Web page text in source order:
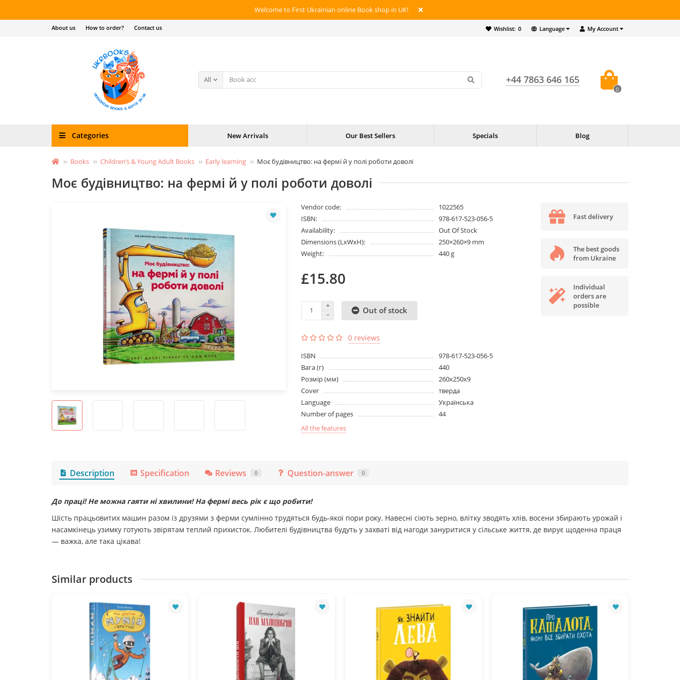
Welcome to First Ukrainian online Book shop in UK!
My Account
Language
Wishlist: 0
About us How to order? Contact us
All +44 7863 646 165
0
Categories New Arrivals Our Best Sellers Specials Blog
Books Children’s & Young Adult Books Early learning Моє будівництво: на фермі й у полі роботи доволі
Моє будівництво: на фермі й у полі роботи доволі
Vendor code:
1022565
ISBN:
978-617-523-056-5
Availability:
Out Of Stock
Dimensions (LxWxH):
250×260×9 mm
Weight:
440 g
£15.80
Out of stock
0 reviews
ISBN
978-617-523-056-5
Вага (г)
440
Розмір (мм)
260х250х9
Cover
тверда
Language
Українська
Number of pages
44
All the features
Fast delivery
The best goods
from Ukraine
Individual
orders are
possible
Description Specification Reviews 0 Question-answer 0
До праці! Не можна гаяти ні хвилини! На фермі весь рік є що робити!
Шість працьовитих машин разом із друзями з ферми сумлінно трудяться будь-якої пори року. Навесні сіють зерно, влітку зводять хлів, восени збирають урожай і
насамкінець узимку готують звірятам теплий прихисток. Любителі будівництва будуть у захваті від нагоди зануритися у сільське життя, де вирує щоденна праця
— важка, але така цікава!
Similar products